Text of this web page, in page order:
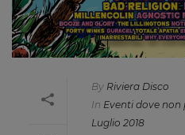
By Riviera Disco
In Eventi dove
Luglio 2018